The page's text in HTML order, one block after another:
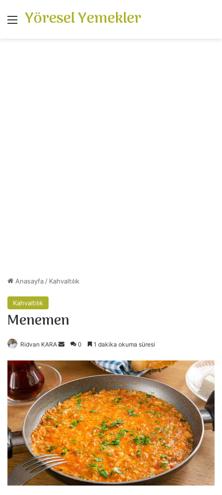
Menü
Yöresel Yemekler
Anasayfa / Kahvaltılık
Kahvaltılık
Menemen
Ridvan KARA
e
-
p
o
s
t
a
g
ö
n
0 1 dakika okuma süresi